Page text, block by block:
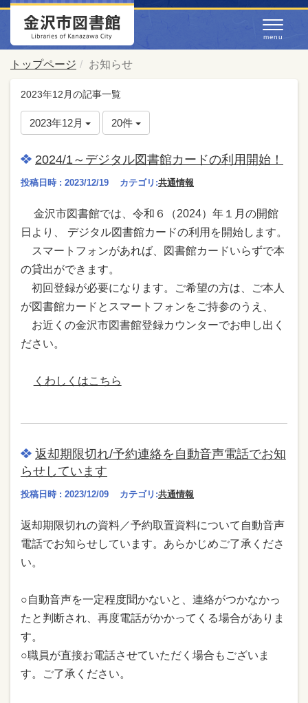
トップページ お知らせ
2023年12月の記事一覧
2023年12月 20件
2024/1～デジタル図書館カードの利用開始！
投稿日時 : 2023/12/19 カテゴリ:共通情報
金沢市図書館では、令和６（2024）年１月の開館
日より、 デジタル図書館カードの利用を開始します。
スマートフォンがあれば、図書館カードいらずで本
の貸出ができます。
初回登録が必要になります。ご希望の方は、ご本人
が図書館カードとスマートフォンをご持参のうえ、
お近くの金沢市図書館登録カウンターでお申し出く
ださい。
くわしくはこちら
返却期限切れ/予約連絡を自動音声電話でお知
らせしています
投稿日時 : 2023/12/09 カテゴリ:共通情報
返却期限切れの資料／予約取置資料について自動音声
電話でお知らせしています。あらかじめご了承くださ
い。
○自動音声を一定程度聞かないと、連絡がつかなかっ
たと判断され、再度電話がかかってくる場合がありま
す。
○職員が直接お電話させていただく場合もございま
す。ご了承ください。